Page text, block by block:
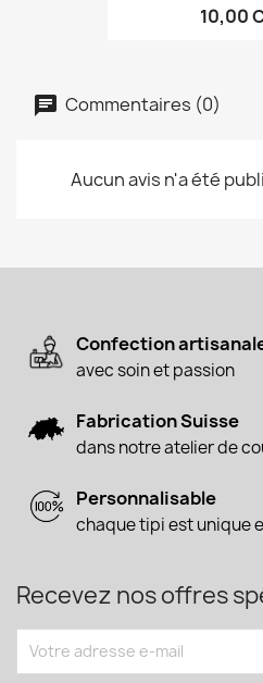
10,00
Commentaires (0)
Aucun avis n'a été
Confection
avec soin et passion
Fabrication Suisse
dans notre atelier de
Personnalisable
chaque tipi est unique
Recevez nos offres